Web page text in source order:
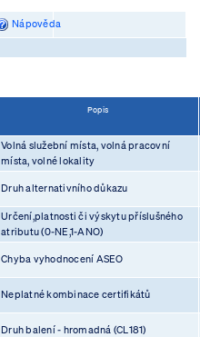
Nápověda
Popis
Volná služební místa, volná pracovní
místa, volné lokality
Druh alternativního důkazu
Určení,platnosti či výskytu příslušného
atributu (0-NE,1-ANO)
Chyba vyhodnocení ASEO
Neplatné kombinace certifikátů
Druh balení - hromadná (CL181)